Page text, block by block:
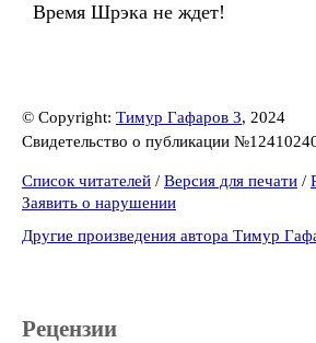
Время Шрэка не ждет!
© Copyright: Тимур Гафаров 3, 2024
Свидетельство о публикации
Список читателей / Версия для печати /
Заявить о нарушении
Другие произведения автора Тимур
Рецензии